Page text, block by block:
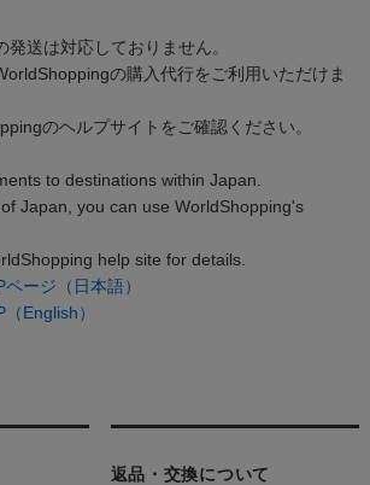
送は対応しておりません。
の購入代行をご利用いただけま
のヘルプサイトをご確認ください。
to destinations within Japan.
Japan, you can use WorldShopping's
help site for details.
ージ（日本語）
English）
返品・交換について